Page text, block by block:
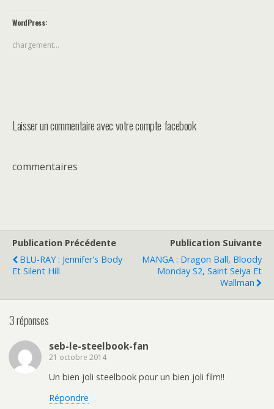
WordPress:
chargement…
Laisser un commentaire avec votre compte facebook
commentaires
Publication Précédente
BLU-RAY : Jennifer's Body
Et Silent Hill
Publication Suivante
MANGA : Dragon Ball, Bloody
Monday S2, Saint Seiya Et
Wallman
3 réponses
seb-le-steelbook-fan
21 octobre 2014
Un bien joli steelbook pour un bien joli film!!
Répondre